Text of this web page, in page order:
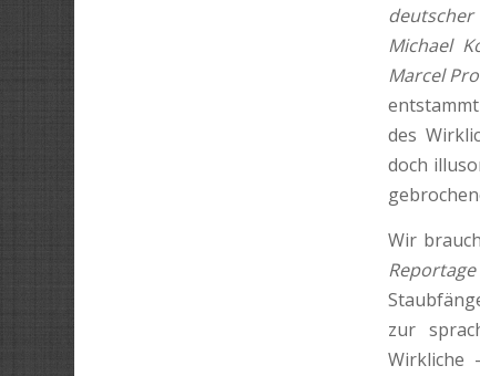
Michael
Marcel
des
doch
Wir
zur
Wirkliche